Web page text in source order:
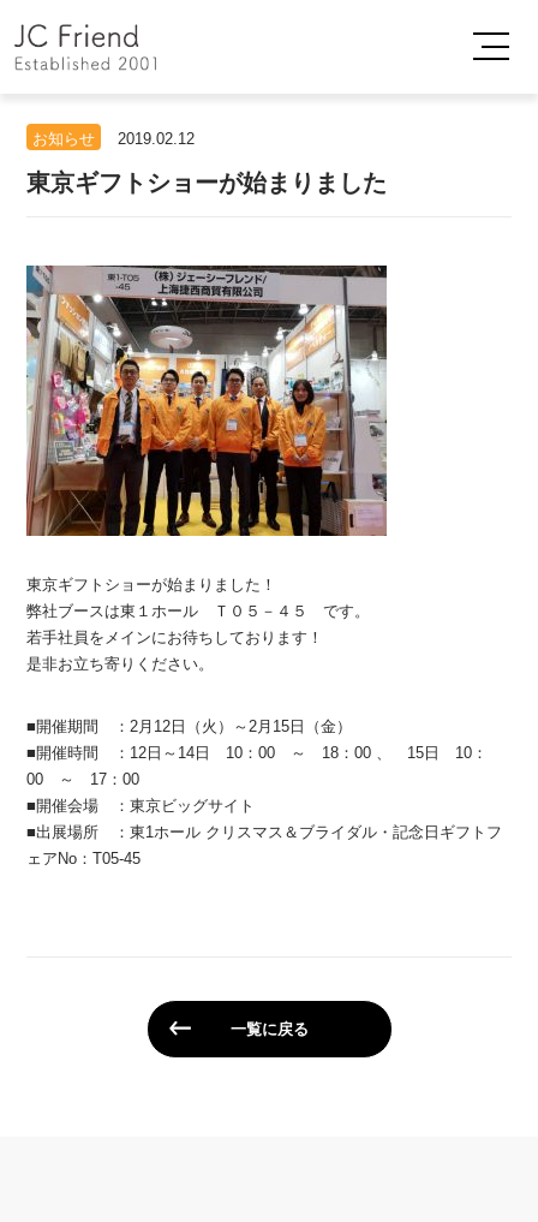
お知らせ 2019.02.12
東京ギフトショーが始まりました
東京ギフトショーが始まりました！
弊社ブースは東１ホール Ｔ０５－４５ です。
若手社員をメインにお待ちしております！
是非お立ち寄りください。
■開催期間 ：2月12日（火）～2月15日（金）
■開催時間 ：12日～14日 10：00 ～ 18：00 、 15日 10：
00 ～ 17：00
■開催会場 ：東京ビッグサイト
■出展場所 ：東1ホール クリスマス＆ブライダル・記念日ギフトフ
ェアNo：T05-45
一覧に戻る